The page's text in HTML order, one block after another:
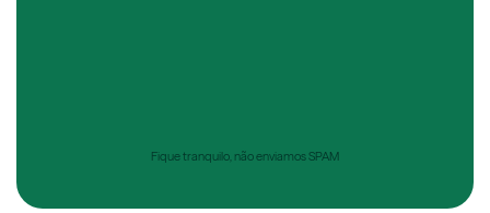
Fique tranquilo, não enviamos SPAM